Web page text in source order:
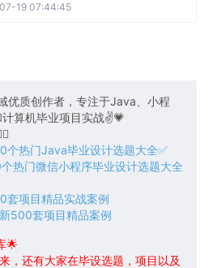
19 07:44:45
优质创作者，专注于Java、小程
算机毕业项目实战✌💗
热门Java毕业设计选题大全✅
热门微信小程序毕业设计选题大全
套项目精品实战案例
500套项目精品案例
🌟
，还有大家在毕设选题，项目以及